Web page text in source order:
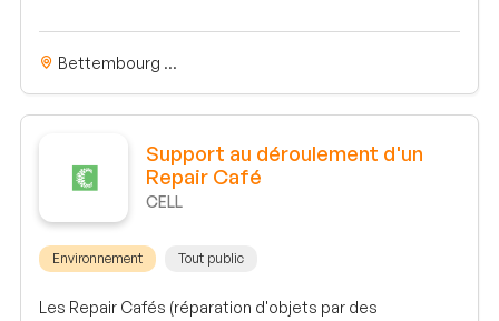
Bettembourg ...
Support au déroulement d'un
Repair Café
CELL
Environnement Tout public
Les Repair Cafés (réparation d'objets par des